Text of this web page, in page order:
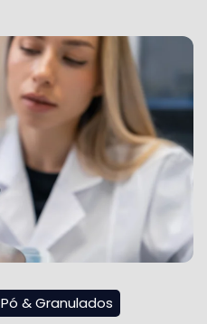
Pó & Granulados